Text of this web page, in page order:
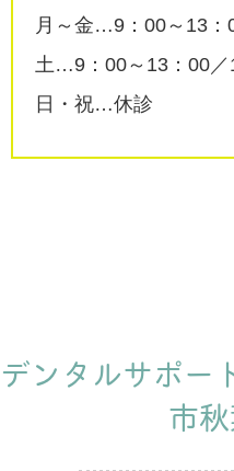
月～金…9：00～13：
土…9：00～13：00／
日・祝…休診
デンタルサポ
市